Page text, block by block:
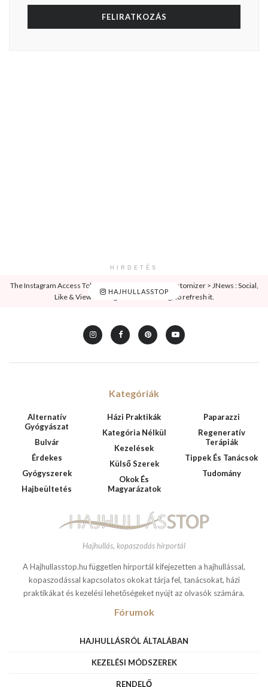
HIRDETÉS
HAJHULLASSTOP
The Instagram Access Token is expired, Go to the Customizer > JNews : Social,
Like & View > Instagram Feed Setting, to refresh it.
Kategóriák
Alternatív
Gyógyászat
Bulvár
Érdekes
Gyógyszerek
Hajbeültetés
Házi Praktikák
Kategória Nélkül
Kezelések
Külső Szerek
Okok És
Magyarázatok
Paparazzi
Regeneratív
Terápiák
Tippek És Tanácsok
Tudomány
Hajhullás, kopaszodás hírportál
A Hajhullasstop.hu független hírportál kifejezetten a hajhullással,
kopaszodással kapcsolatos okokat tárja fel, tanácsokat, házi
praktikákat és kezelési lehetőségeket nyújt az olvasók számára.
Fórumok
HAJHULLÁSRÓL ÁLTALÁBAN
KEZELÉSI MÓDSZEREK
RENDELŐ